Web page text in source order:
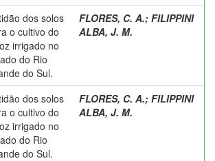
dos solos
o cultivo do
irrigado no
do Rio
do Sul.
FLORES, C. A.; FILIPPINI
ALBA, J. M.
dos solos
o cultivo do
irrigado no
do Rio
do Sul.
FLORES, C. A.; FILIPPINI
ALBA, J. M.